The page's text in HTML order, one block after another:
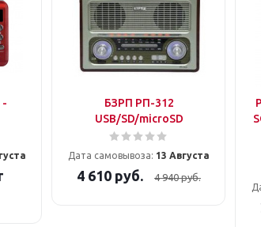
-
БЗРП РП-312
USB/SD/microSD
Дата самовывоза: 13 Августа
4 610 руб. 4 940руб.